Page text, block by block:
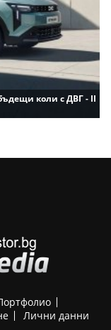
коли с ДВГ - II
Лични данни